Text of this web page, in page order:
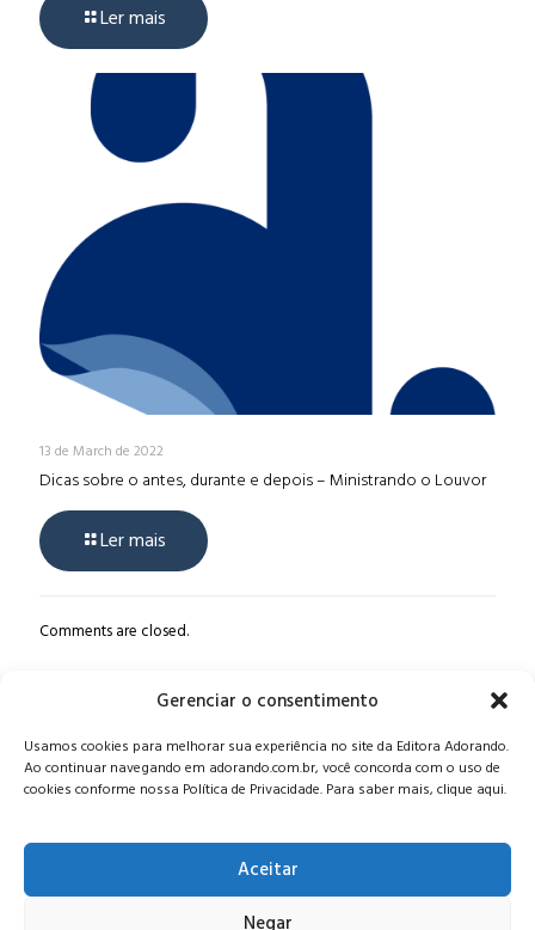
Gerenciar o consentimento
Usamos cookies para melhorar sua experiência no site da Editora Adorando.
Ao continuar navegando em adorando.com.br, você concorda com o uso de
cookies conforme nossa Política de Privacidade. Para saber mais, clique aqui.
Aceitar
Negar
Ler mais
13 de March de 2022
Dicas sobre o antes, durante e depois – Ministrando o Louvor
Ler mais
Comments are closed.
Alameda Oscar Niemeyer, 1033 – 7º Andar - Portaria 04, Vila da
Serra - Nova Lima/MG, CEP: 34006-065 - MG
CONTATO:editora@adorando.com.br